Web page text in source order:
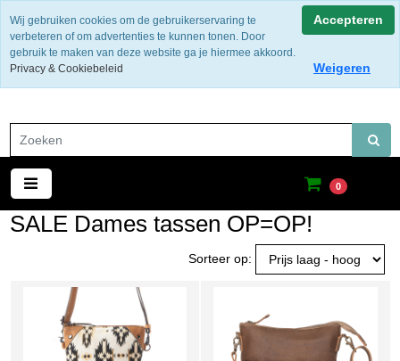
Gratis verzending binnen Nederland
0
SALE Dames tassen OP=OP!
Sorteer op:
Wij gebruiken cookies om de gebruikerservaring te
verbeteren of om advertenties te kunnen tonen. Door
gebruik te maken van deze website ga je hiermee akkoord.
Privacy & Cookiebeleid
Accepteren
Weigeren